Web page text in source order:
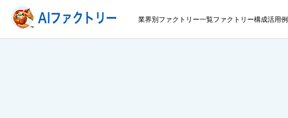
業界別ファクトリー一覧ファクトリー構成活用例